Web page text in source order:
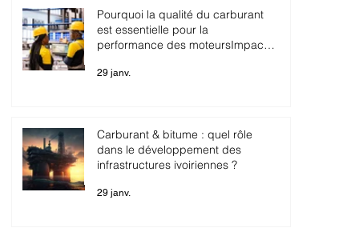
Pourquoi la qualité du carburant
est essentielle pour la
performance des moteursImpact
et les coûts de maintenance.
29 janv.
Carburant & bitume : quel rôle
dans le développement des
infrastructures ivoiriennes ?
29 janv.